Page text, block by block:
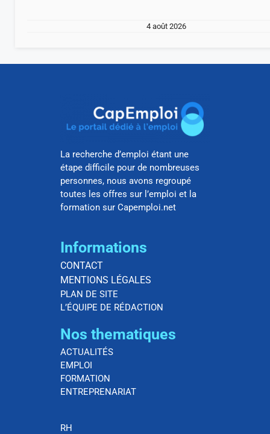
4 août 2026
La recherche d’emploi étant une
étape difficile pour de nombreuses
personnes, nous avons regroupé
toutes les offres sur l’emploi et la
formation sur Capemploi.net
Informations
CONTACT
MENTIONS LÉGALES
PLAN DE SITE
L’ÉQUIPE DE RÉDACTION
Nos thematiques
ACTUALITÉS
EMPLOI
FORMATION
ENTREPRENARIAT
RH